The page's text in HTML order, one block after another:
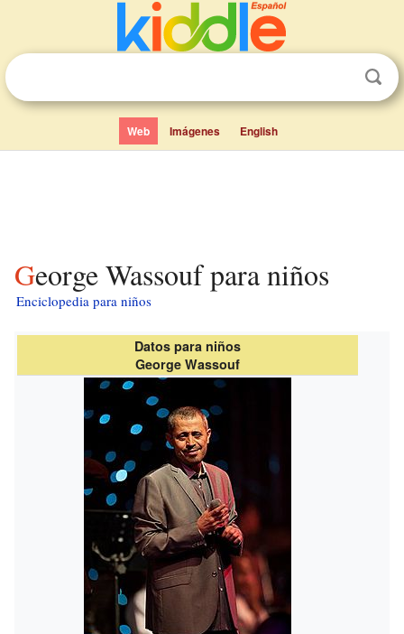
Web Imágenes English
George Wassouf para niños
Enciclopedia para niños
Datos para niños
George Wassouf